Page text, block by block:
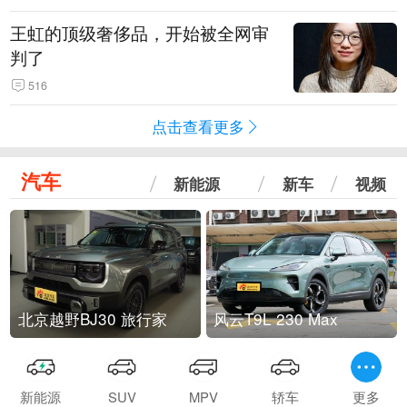
王虹的顶级奢侈品，开始被全网审
判了
516
点击查看更多
汽车 新能源 新车 视频
北京越野BJ30 旅行家 风云T9L 230 Max
新能源 SUV MPV 轿车 更多